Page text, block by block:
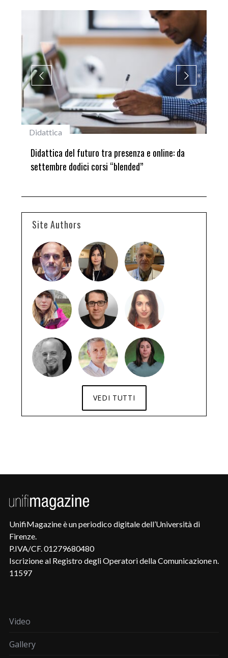
da
#studentiunifi
Laureata Unifi premiata nella settima edizione
del Premio “Giancarlo Guasti”
Site Authors
VEDI TUTTI
UnifiMagazine è un periodico digitale dell’Università di
Firenze.
P.IVA/CF. 01279680480
Iscrizione al Registro degli Operatori della Comunicazione n.
11597
Video
Gallery